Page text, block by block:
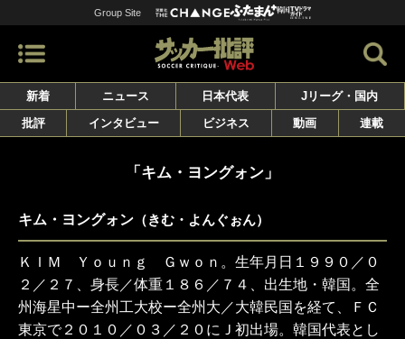
Group Site
新着 ニュース 日本代表
Jリーグ・国内
批評
インタビュー ビジネス 動画 連載
「キム・ヨングォン」
キム・ヨングォン （きむ・よんぐぉん）
ＫＩＭ Ｙｏｕｎｇ Ｇｗｏｎ。生年月日１９９０／０
２／２７、身長／体重１８６／７４、出生地・韓国。全
州海星中ー全州工大校ー全州大／大韓民国を経て、ＦＣ
東京で２０１０／０３／２０にＪ初出場。韓国代表とし